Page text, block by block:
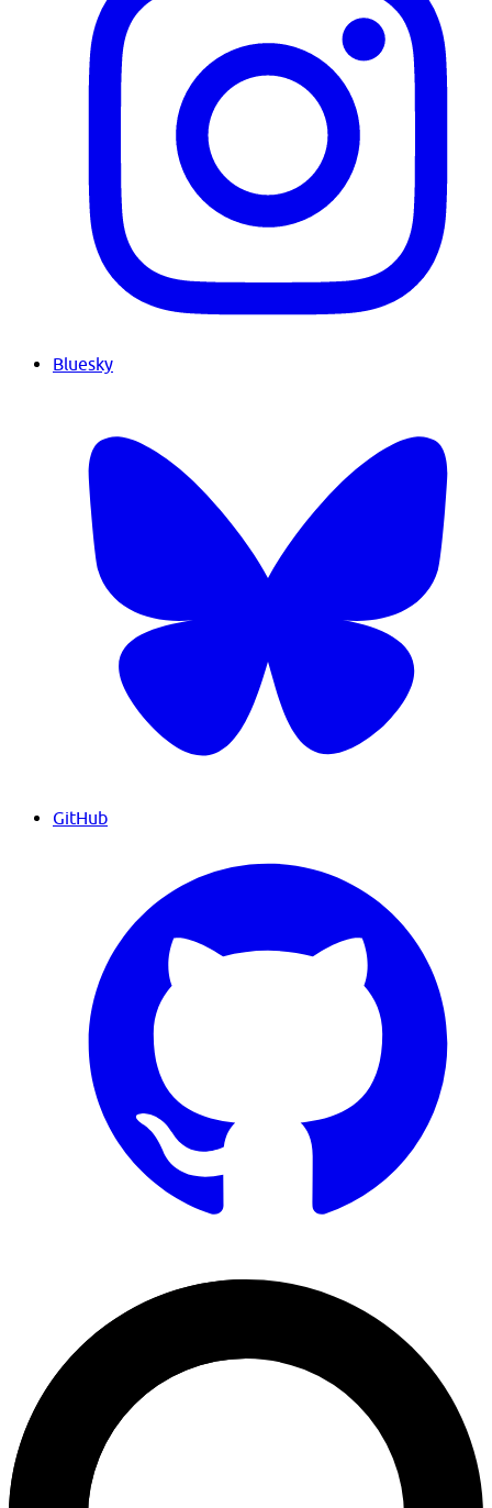
Bluesky
GitHub